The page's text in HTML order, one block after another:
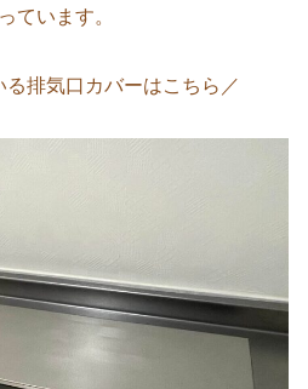
ています。
る排気口カバーはこちら／